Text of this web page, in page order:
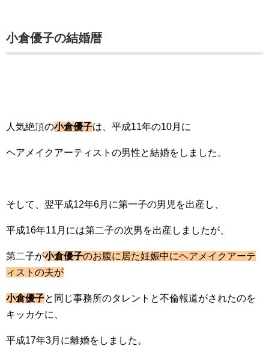
小倉優子の結婚暦
人気絶頂の小倉優子は、平成11年の10月に
ヘアメイクアーティストの男性と結婚をしました。
そして、翌平成12年6月に第一子の男児を出産し、
平成16年11月には第二子の次男を出産しましたが、
第二子が小倉優子のお腹に居た妊娠中にヘアメイクアーテ
ィストの夫が
小倉優子と同じ事務所のタレントと不倫報道がされたのを
キッカケに、
平成17年3月に離婚をしました。